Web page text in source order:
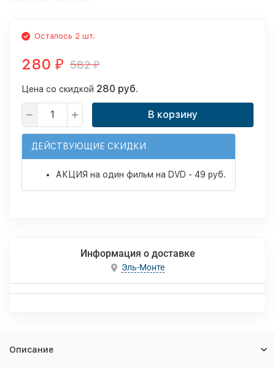
Осталось 2 шт.
280 ₽ 582₽
Цена со скидкой 280 руб.
В корзину
ДЕЙСТВУЮЩИЕ СКИДКИ
АКЦИЯ на один фильм на DVD - 49 руб.
Информация о доставке
Эль-Монте
Описание